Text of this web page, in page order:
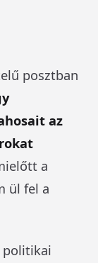
posztban
az
a
ül fel a
politikai